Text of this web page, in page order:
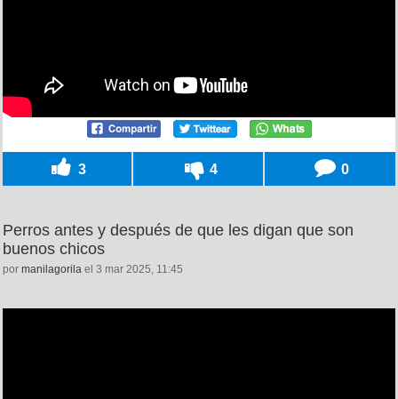
3 4 0
Perros antes y después de que les digan que son
buenos chicos
por manilagorila el 3 mar 2025, 11:45